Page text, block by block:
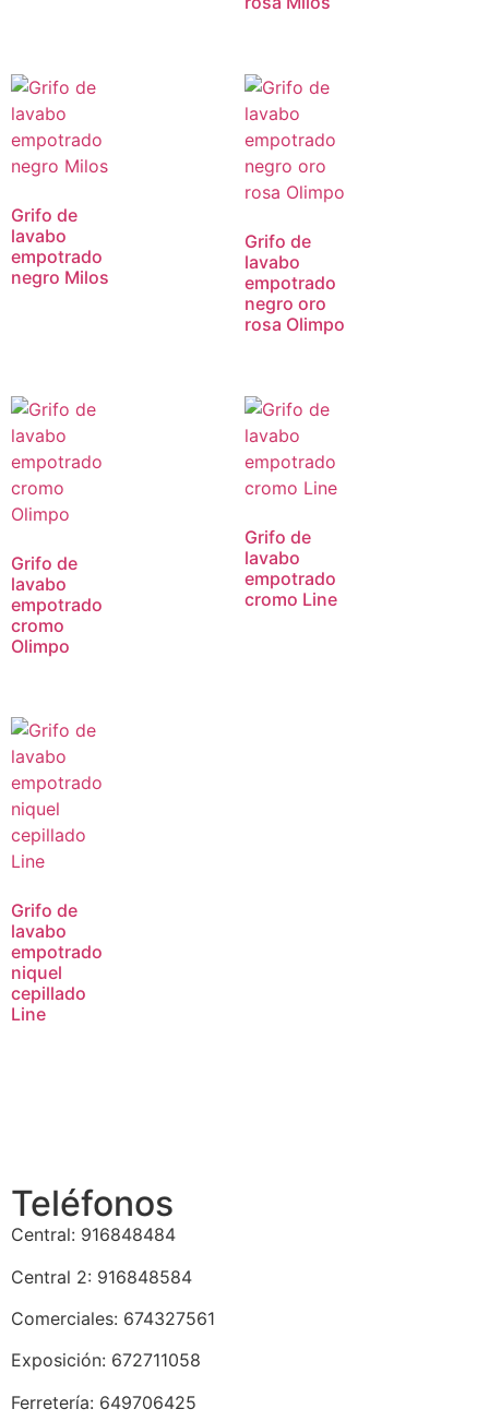
Grifo de
lavabo
empotrado
negro Milos
Grifo de
lavabo
empotrado
negro oro
rosa Olimpo
Grifo de
lavabo
empotrado
cromo
Olimpo
Grifo de
lavabo
empotrado
cromo Line
Grifo de
lavabo
empotrado
niquel
cepillado
Line
Teléfonos
Central: 916848484
Central 2: 916848584
Comerciales: 674327561
Exposición: 672711058
Ferretería: 649706425